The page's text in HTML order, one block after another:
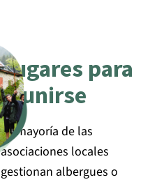
Lugares para
reunirse
La mayoría de las
asociaciones locales
gestionan albergues o